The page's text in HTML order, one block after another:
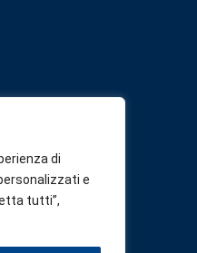
di
e
tutti”,